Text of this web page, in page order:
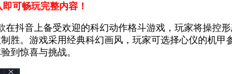
可畅玩完整内容！
在抖音上备受欢迎的科幻动作格斗游戏，玩家将操控
胜。游戏采用经典科幻画风，玩家可选择心仪的机
到惊喜与挑战。